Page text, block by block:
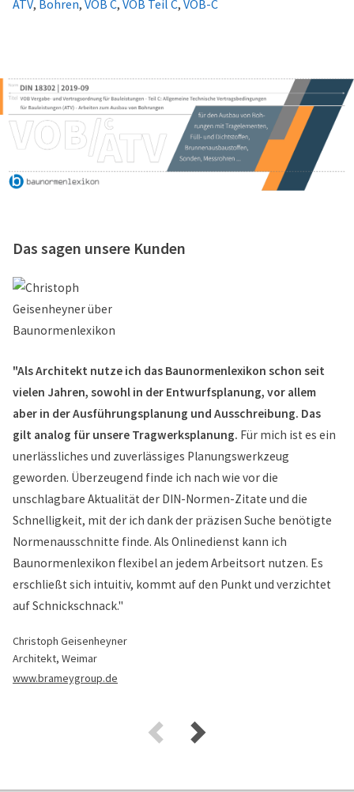
ATV, Bohren, VOB C, VOB Teil C, VOB-C
Das sagen unsere Kunden
"Als Architekt nutze ich das Baunormenlexikon schon seit
vielen Jahren, sowohl in der Entwurfsplanung, vor allem
aber in der Ausführungsplanung und Ausschreibung. Das
gilt analog für unsere Tragwerksplanung. Für mich ist es ein
unerlässliches und zuverlässiges Planungswerkzeug
geworden. Überzeugend finde ich nach wie vor die
unschlagbare Aktualität der DIN-Normen-Zitate und die
Schnelligkeit, mit der ich dank der präzisen Suche benötigte
Normenausschnitte finde. Als Onlinedienst kann ich
Baunormenlexikon flexibel an jedem Arbeitsort nutzen. Es
erschließt sich intuitiv, kommt auf den Punkt und verzichtet
auf Schnickschnack."
Christoph Geisenheyner
Architekt, Weimar
www.brameygroup.de